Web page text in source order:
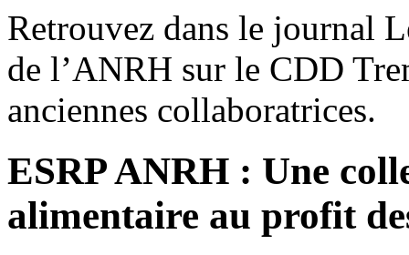
Retrouvez dans le journal
de l’ANRH sur le CDD
anciennes collaboratrices.
ESRP ANRH : Une
alimentaire au profit